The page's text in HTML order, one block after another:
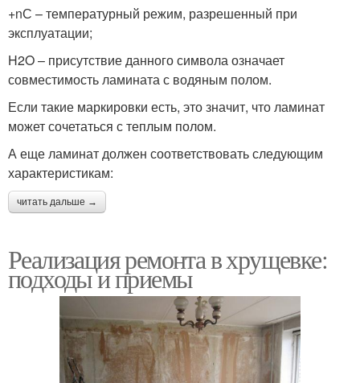
+nС – температурный режим, разрешенный при
эксплуатации;
H2O – присутствие данного символа означает
совместимость ламината с водяным полом.
Если такие маркировки есть, это значит, что ламинат
может сочетаться с теплым полом.
А еще ламинат должен соответствовать следующим
характеристикам:
читать дальше →
Реализация ремонта в хрущевке:
подходы и приемы